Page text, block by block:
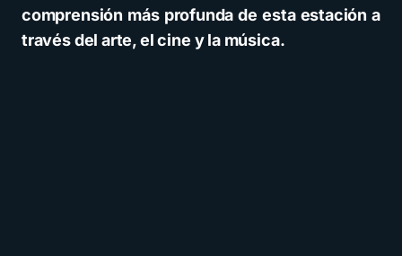
comprensión más profunda de esta estación a
través del arte, el cine y la música.